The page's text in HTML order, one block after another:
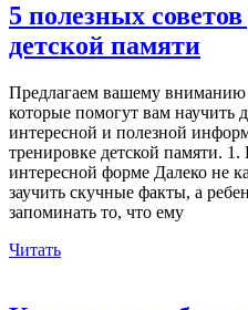
5 полезных
детской памяти
Предлагаем вашему вниманию
которые помогут вам научить
интересной и полезной
тренировке детской памяти.
интересной форме Далеко не
заучить скучные факты, а
запоминать то, что ему
Читать